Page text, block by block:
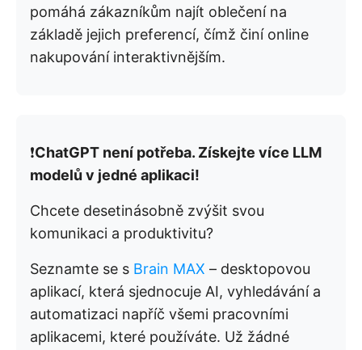
pomáhá zákazníkům najít oblečení na
základě jejich preferencí, čímž činí online
nakupování interaktivnějším.
❗️ChatGPT není potřeba. Získejte více LLM
modelů v jedné aplikaci!
Chcete desetinásobně zvýšit svou
komunikaci a produktivitu?
Seznamte se s Brain MAX – desktopovou
aplikací, která sjednocuje AI, vyhledávání a
automatizaci napříč všemi pracovními
aplikacemi, které používáte. Už žádné